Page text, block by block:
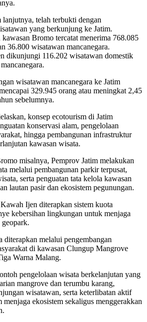
lanjutnya, telah terbukti dengan
yang berkunjung ke Jatim.
kawasan Bromo tercatat menerima 768.085
36.800 wisatawan mancanegara.
dikunjungi 116.202 wisatawan domestik
wisatawan mancanegara ke Jatim
329.945 orang atau meningkat 2,45
sebelumnya.
konsep ecotourism di Jatim
konservasi alam, pengelolaan
hingga pembangunan infrastruktur
kawasan wisata.
misalnya, Pemprov Jatim melakukan
melalui pembangunan parkir terpusat,
serta penguatan tata kelola kawasan
lautan pasir dan ekosistem pegunungan.
Ijen diterapkan sistem kuota
kebersihan lingkungan untuk menjaga
diterapkan melalui pengembangan
di kawasan Clungup Mangrove
Warna Malang.
pengelolaan wisata berkelanjutan yang
mangrove dan terumbu karang,
wisatawan, serta keterlibatan aktif
menjaga ekosistem sekaligus menggerakkan